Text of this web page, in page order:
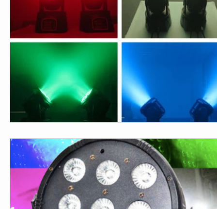
Cesta k Integraci - News (ru) Cesta k Integraci - Main
Cesta k Integraci - Main (cz) CKI - News (ua) CKI -
CKI - Main (mn) CKI - News (mn)